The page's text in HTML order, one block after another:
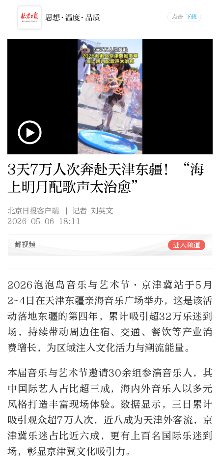
3天7万人次奔赴天津东疆！“海
上明月配歌声太治愈”
北京日报客户端
| 记者 刘英文
2026-05-06 18:11
都视频 进入频道
2026泡泡岛音乐与艺术节·京津冀站于5月
2~4日在天津东疆亲海音乐广场举办，这是该活
动落地东疆的第四年，累计吸引超32万乐迷到
场，持续带动周边住宿、交通、餐饮等产业消
费增长，为区域注入文化活力与潮流能量。
本届音乐与艺术节邀请30余组参演音乐人，其
中国际艺人占比超三成，海内外音乐人以多元
风格打造丰富现场体验。数据显示，三日累计
吸引观众超7万人次，近八成为天津外客流，京
津冀乐迷占比近六成，更有上百名国际乐迷到
场，彰显京津冀文化吸引力。